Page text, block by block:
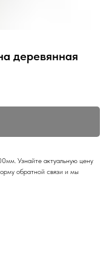
деревянная
Узнайте актуальную цену
обратной связи и мы